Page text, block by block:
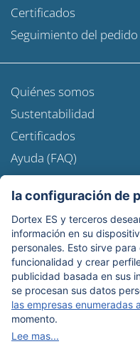
Certificados
Seguimiento del pedido
Quiénes somos
Sustentabilidad
Certificados
Ayuda (FAQ)
Newsroom
Información de envío
Boletín de noticias
Protección de datos
Términos y condiciones
Aviso legal